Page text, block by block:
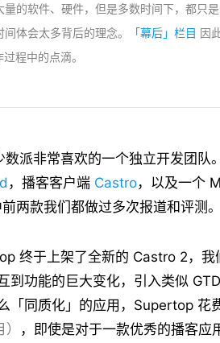
量的软件、硬件，但是多数时间下，都只
体会太多背后的理念。
「幕后」栏目 因
程中的点滴。
派非常喜欢的一个独立开发团队
，播客客户端 Castro，以及一个
两款我们都做过多次报道和评测。
终于上架了全新的 Castro 2，我
到功能的巨大变化，引入类似
「同质化」的应用，Supertop 花
，即使是对于一款优秀的播客应